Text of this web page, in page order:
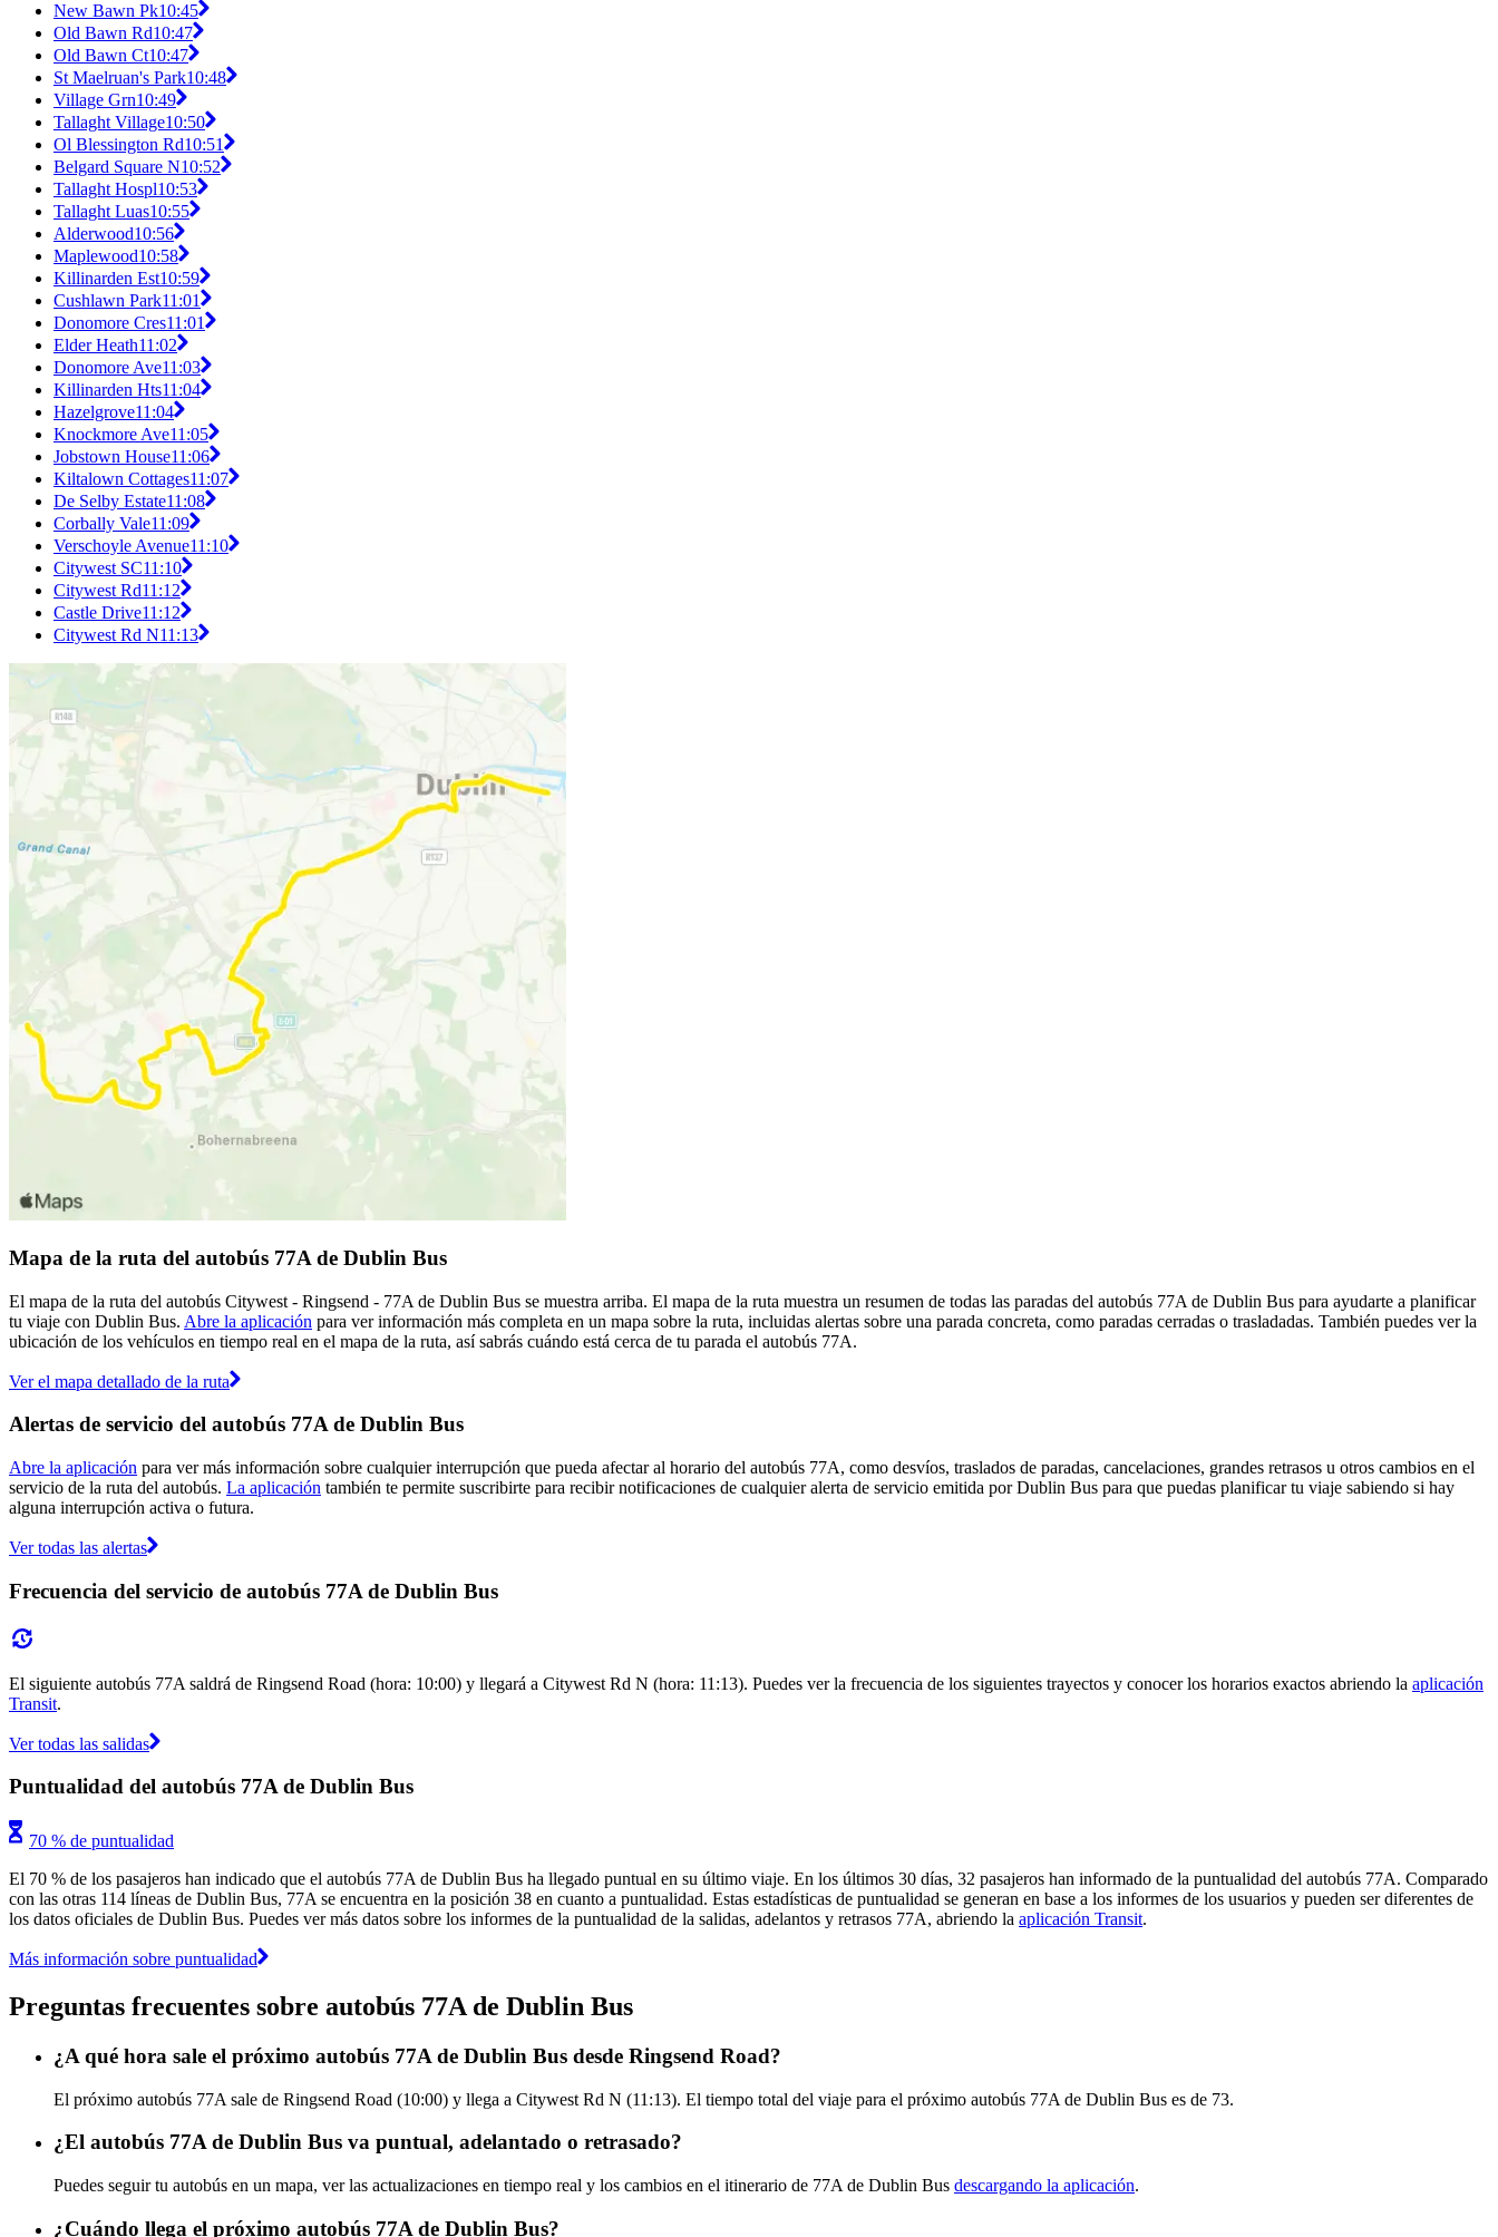
New Bawn Pk10:45
Old Bawn Rd10:47
Old Bawn Ct10:47
St Maelruan's Park10:48
Village Grn10:49
Tallaght Village10:50
Ol Blessington Rd10:51
Belgard Square N10:52
Tallaght Hospl10:53
Tallaght Luas10:55
Alderwood10:56
Maplewood10:58
Killinarden Est10:59
Cushlawn Park11:01
Donomore Cres11:01
Elder Heath11:02
Donomore Ave11:03
Killinarden Hts11:04
Hazelgrove11:04
Knockmore Ave11:05
Jobstown House11:06
Kiltalown Cottages11:07
De Selby Estate11:08
Corbally Vale11:09
Verschoyle Avenue11:10
Citywest SC11:10
Citywest Rd11:12
Castle Drive11:12
Citywest Rd N11:13
Mapa de la ruta del autobús 77A de Dublin Bus
El mapa de la ruta del autobús Citywest - Ringsend - 77A de Dublin Bus se muestra arriba. El mapa de la ruta muestra un resumen de todas las paradas del autobús 77A de Dublin Bus para ayudarte a planificar
tu viaje con Dublin Bus. Abre la aplicación para ver información más completa en un mapa sobre la ruta, incluidas alertas sobre una parada concreta, como paradas cerradas o trasladadas. También puedes ver la
ubicación de los vehículos en tiempo real en el mapa de la ruta, así sabrás cuándo está cerca de tu parada el autobús 77A.
Ver el mapa detallado de la ruta
Alertas de servicio del autobús 77A de Dublin Bus
Abre la aplicación para ver más información sobre cualquier interrupción que pueda afectar al horario del autobús 77A, como desvíos, traslados de paradas, cancelaciones, grandes retrasos u otros cambios en el
servicio de la ruta del autobús. La aplicación también te permite suscribirte para recibir notificaciones de cualquier alerta de servicio emitida por Dublin Bus para que puedas planificar tu viaje sabiendo si hay
alguna interrupción activa o futura.
Ver todas las alertas
Frecuencia del servicio de autobús 77A de Dublin Bus
El siguiente autobús 77A saldrá de Ringsend Road (hora: 10:00) y llegará a Citywest Rd N (hora: 11:13). Puedes ver la frecuencia de los siguientes trayectos y conocer los horarios exactos abriendo la aplicación
Transit.
Ver todas las salidas
Puntualidad del autobús 77A de Dublin Bus
70 % de puntualidad
El 70 % de los pasajeros han indicado que el autobús 77A de Dublin Bus ha llegado puntual en su último viaje. En los últimos 30 días, 32 pasajeros han informado de la puntualidad del autobús 77A. Comparado
con las otras 114 líneas de Dublin Bus, 77A se encuentra en la posición 38 en cuanto a puntualidad. Estas estadísticas de puntualidad se generan en base a los informes de los usuarios y pueden ser diferentes de
los datos oficiales de Dublin Bus. Puedes ver más datos sobre los informes de la puntualidad de la salidas, adelantos y retrasos 77A, abriendo la aplicación Transit.
Más información sobre puntualidad
Preguntas frecuentes sobre autobús 77A de Dublin Bus
¿A qué hora sale el próximo autobús 77A de Dublin Bus desde Ringsend Road?
El próximo autobús 77A sale de Ringsend Road (10:00) y llega a Citywest Rd N (11:13). El tiempo total del viaje para el próximo autobús 77A de Dublin Bus es de 73.
¿El autobús 77A de Dublin Bus va puntual, adelantado o retrasado?
Puedes seguir tu autobús en un mapa, ver las actualizaciones en tiempo real y los cambios en el itinerario de 77A de Dublin Bus descargando la aplicación.
¿Cuándo llega el próximo autobús 77A de Dublin Bus?